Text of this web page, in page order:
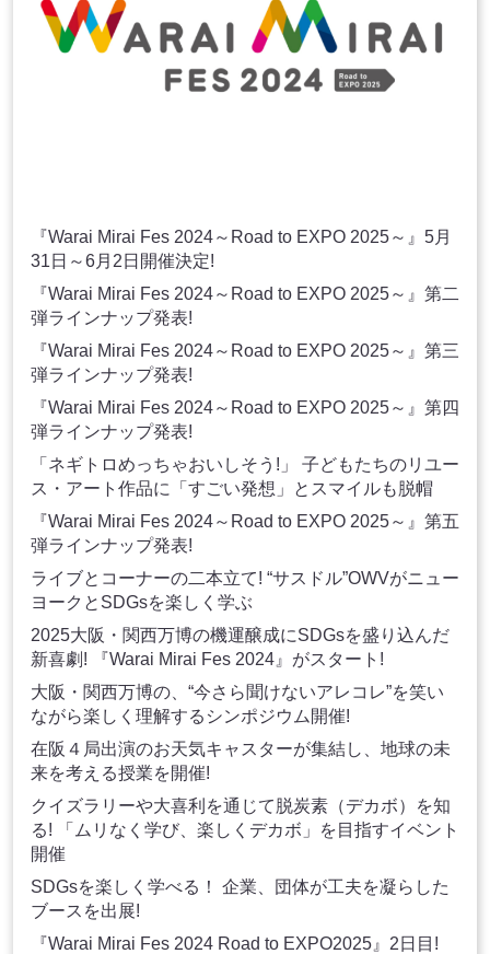
『Warai Mirai Fes 2024～Road to EXPO 2025～』5月
31日～6月2日開催決定!
『Warai Mirai Fes 2024～Road to EXPO 2025～』第二
弾ラインナップ発表!
『Warai Mirai Fes 2024～Road to EXPO 2025～』第三
弾ラインナップ発表!
『Warai Mirai Fes 2024～Road to EXPO 2025～』第四
弾ラインナップ発表!
「ネギトロめっちゃおいしそう!」 子どもたちのリユー
ス・アート作品に「すごい発想」とスマイルも脱帽
『Warai Mirai Fes 2024～Road to EXPO 2025～』第五
弾ラインナップ発表!
ライブとコーナーの二本立て! “サスドル”OWVがニュー
ヨークとSDGsを楽しく学ぶ
2025大阪・関西万博の機運醸成にSDGsを盛り込んだ
新喜劇! 『Warai Mirai Fes 2024』がスタート!
大阪・関西万博の、“今さら聞けないアレコレ”を笑い
ながら楽しく理解するシンポジウム開催!
在阪４局出演のお天気キャスターが集結し、地球の未
来を考える授業を開催!
クイズラリーや大喜利を通じて脱炭素（デカボ）を知
る! 「ムリなく学び、楽しくデカボ」を目指すイベント
開催
SDGsを楽しく学べる！ 企業、団体が工夫を凝らした
ブースを出展!
『Warai Mirai Fes 2024 Road to EXPO2025』2日目!